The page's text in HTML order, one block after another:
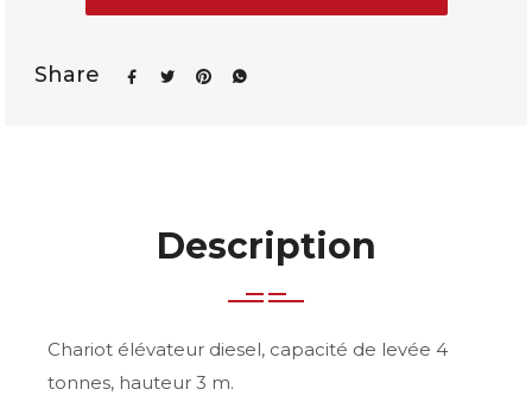
Share
Description
Chariot élévateur diesel, capacité de levée 4
tonnes, hauteur 3 m.